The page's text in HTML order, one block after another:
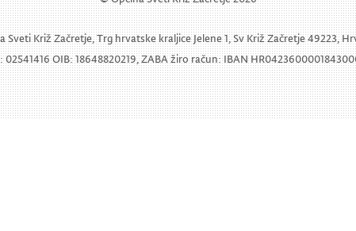
Sveti Križ Začretje, Trg hrvatske kraljice Jelene 1, Sv Križ Začretje 49223,
02541416 OIB: 18648820219, ZABA žiro račun: IBAN